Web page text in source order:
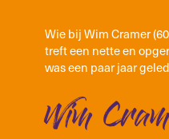
Wie bij Wim Cramer
treft een nette en
was een paar jaar
Wim